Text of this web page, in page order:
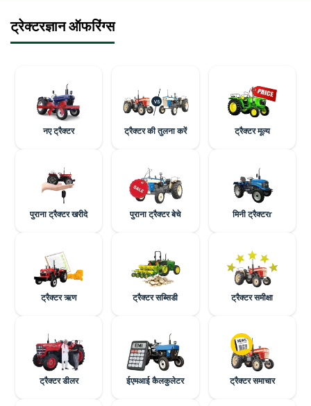
ट्रेक्टरज्ञान ऑफरिंग्स
नए ट्रैक्टर ट्रैक्टर की तुलना करें ट्रैक्टर मूल्य
पुराना ट्रैक्टर खरीदे पुराना ट्रैक्टर बेचे मिनी ट्रैक्टरr
ट्रैक्टर ऋण ट्रैक्टर सब्सिडी ट्रैक्टर समीक्षा
ट्रैक्टर डीलर ईएमआई कैलकुलेटर ट्रैक्टर समाचार